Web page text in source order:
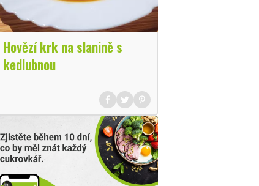
Hovězí krk na slanině s
kedlubnou